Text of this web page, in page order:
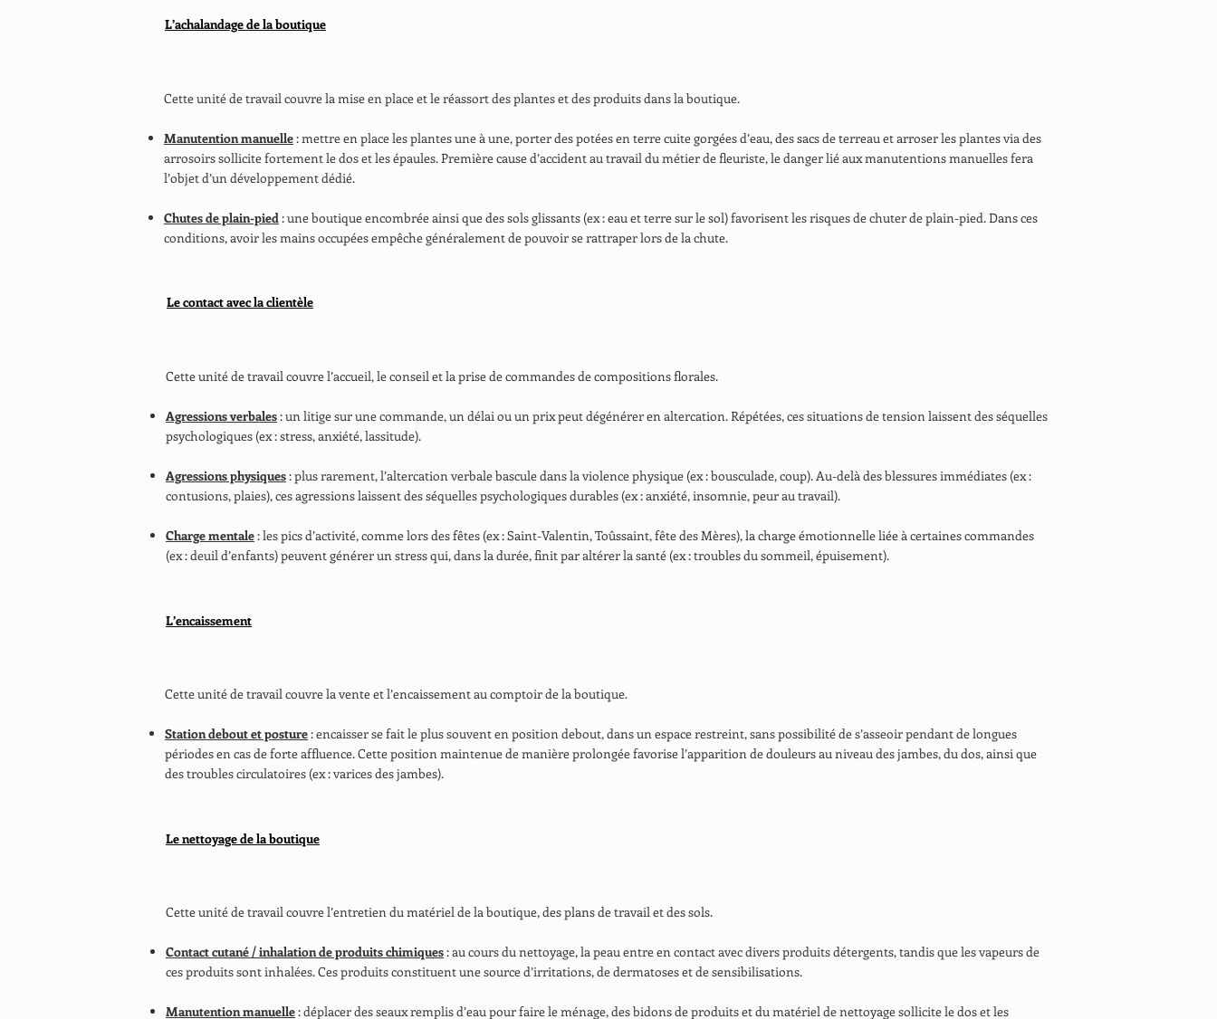
L’achalandage de la boutique
Cette unité de travail couvre la mise en place et le réassort des plantes et des produits dans la boutique.
Manutention manuelle: mettre en place les plantes une à une, porter des potées en terre cuite gorgées d’eau, des sacs de terreau et arroser les plantes via des
arrosoirs sollicite fortement le dos et les épaules. Première cause d’accident au travail du métier de fleuriste, le danger lié aux manutentions manuelles fera
l’objet d’un développement dédié.
Chutes de plain-pied: une boutique encombrée ainsi que des sols glissants (ex : eau et terre sur le sol) favorisent les risques de chuter de plain-pied. Dans ces
conditions, avoir les mains occupées empêche généralement de pouvoir se rattraper lors de la chute.
Le contact avec la clientèle
Cette unité de travail couvre l’accueil, le conseil et la prise de commandes de compositions florales.
Agressions verbales: un litige sur une commande, un délai ou un prix peut dégénérer en altercation. Répétées, ces situations de tension laissent des séquelles
psychologiques (ex : stress, anxiété, lassitude).
Agressions physiques: plus rarement, l’altercation verbale bascule dans la violence physique (ex : bousculade, coup). Au-delà des blessures immédiates (ex :
contusions, plaies), ces agressions laissent des séquelles psychologiques durables (ex : anxiété, insomnie, peur au travail).
Charge mentale: les pics d’activité, comme lors des fêtes (ex : Saint-Valentin, Toûssaint, fête des Mères), la charge émotionnelle liée à certaines commandes
(ex : deuil d’enfants) peuvent générer un stress qui, dans la durée, finit par altérer la santé (ex : troubles du sommeil, épuisement).
L’encaissement
Cette unité de travail couvre la vente et l’encaissement au comptoir de la boutique.
Station debout et posture: encaisser se fait le plus souvent en position debout, dans un espace restreint, sans possibilité de s’asseoir pendant de longues
périodes en cas de forte affluence. Cette position maintenue de manière prolongée favorise l’apparition de douleurs au niveau des jambes, du dos, ainsi que
des troubles circulatoires (ex : varices des jambes).
Le nettoyage de la boutique
Cette unité de travail couvre l’entretien du matériel de la boutique, des plans de travail et des sols.
Contact cutané / inhalation de produits chimiques: au cours du nettoyage, la peau entre en contact avec divers produits détergents, tandis que les vapeurs de
ces produits sont inhalées. Ces produits constituent une source d’irritations, de dermatoses et de sensibilisations.
Manutention manuelle: déplacer des seaux remplis d’eau pour faire le ménage, des bidons de produits et du matériel de nettoyage sollicite le dos et les